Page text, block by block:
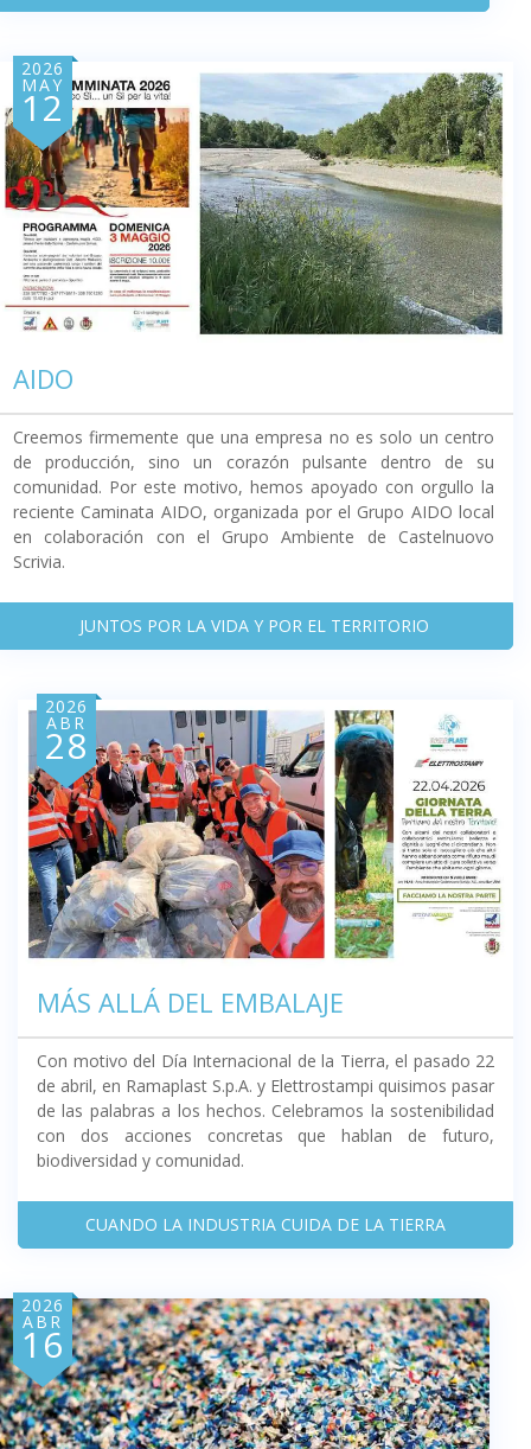
2026
MAY
12
AIDO
Creemos firmemente que una empresa no es solo un centro
de producción, sino un corazón pulsante dentro de su
comunidad. Por este motivo, hemos apoyado con orgullo la
reciente Caminata AIDO, organizada por el Grupo AIDO local
en colaboración con el Grupo Ambiente de Castelnuovo
Scrivia.
JUNTOS POR LA VIDA Y POR EL TERRITORIO
2026
ABR
28
MÁS ALLÁ DEL EMBALAJE
Con motivo del Día Internacional de la Tierra, el pasado 22
de abril, en Ramaplast S.p.A. y Elettrostampi quisimos pasar
de las palabras a los hechos. Celebramos la sostenibilidad
con dos acciones concretas que hablan de futuro,
biodiversidad y comunidad.
CUANDO LA INDUSTRIA CUIDA DE LA TIERRA
2026
ABR
16